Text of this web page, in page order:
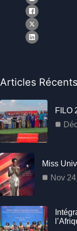
Articles Récents
FILO
Miss
Nov